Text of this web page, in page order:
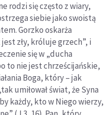
rodzi się często z wiary,
siebie jako swoistą
Gorzko oskarża
zły, króluje grzech”, i
się w „ducha
to nie jest chrześcijańskie,
Boga, który – jak
umiłował świat, że Syna
każdy, kto w Niego wierzy,